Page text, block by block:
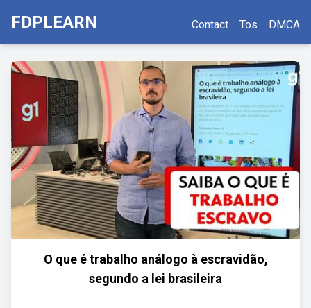
FDPLEARN Contact Tos DMCA
O que é trabalho análogo à escravidão,
segundo a lei brasileira